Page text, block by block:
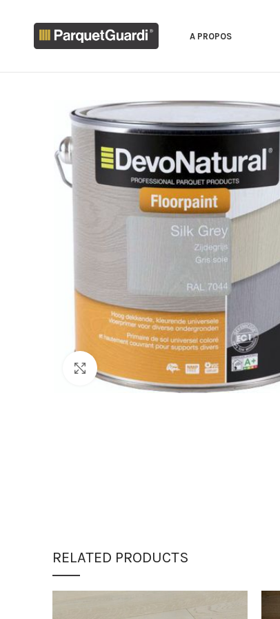
A PROPOS
Click to enlarge
RELATED PRODUCTS